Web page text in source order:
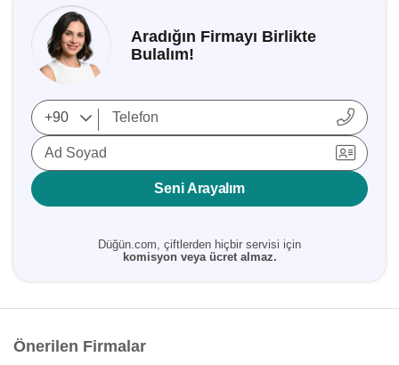
Aradığın Firmayı Birlikte
Bulalım!
Ad Soyad
Seni Arayalım
Düğün.com, çiftlerden hiçbir servisi için
komisyon veya ücret almaz.
Önerilen Firmalar